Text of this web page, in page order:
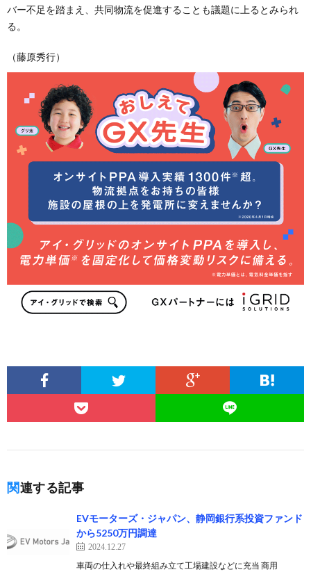
バー不足を踏まえ、共同物流を促進することも議題に上るとみられ
る。
（藤原秀行）
関連する記事
EVモーターズ・ジャパン、静岡銀行系投資ファンド
から5250万円調達
2024.12.27
車両の仕入れや最終組み立て工場建設などに充当 商用